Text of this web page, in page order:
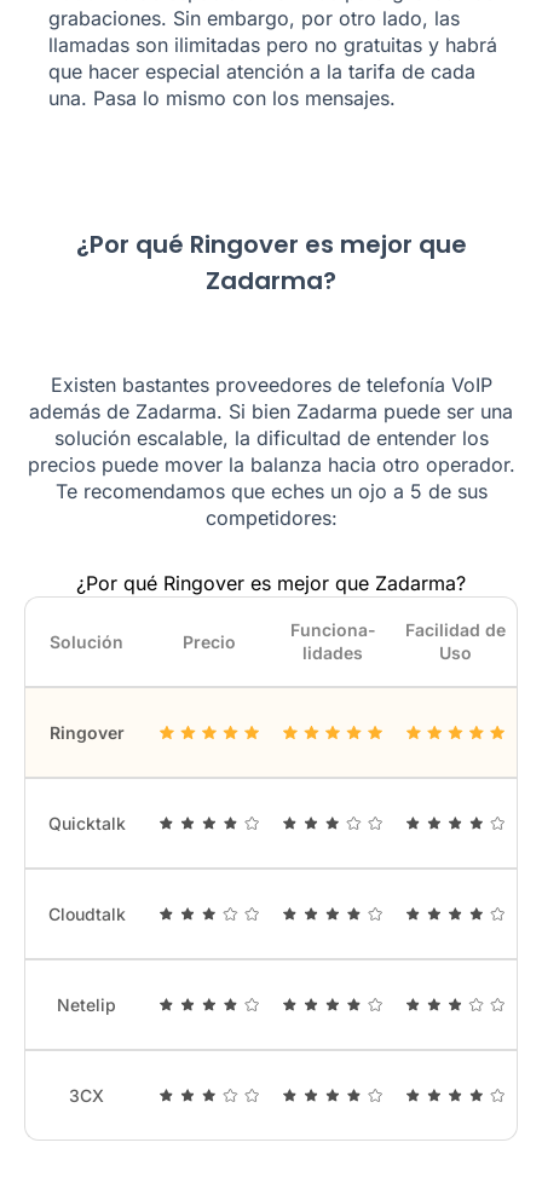
grabaciones. Sin embargo, por otro lado, las
llamadas son ilimitadas pero no gratuitas y habrá
que hacer especial atención a la tarifa de cada
una. Pasa lo mismo con los mensajes.
¿Por qué Ringover es mejor que
Zadarma?
Existen bastantes proveedores de telefonía VoIP
además de Zadarma. Si bien Zadarma puede ser una
solución escalable, la dificultad de entender los
precios puede mover la balanza hacia otro operador.
Te recomendamos que eches un ojo a 5 de sus
competidores:
¿Por qué Ringover es mejor que Zadarma?
Solución Precio
Funciona­
lidades
Facilidad de
Uso
Ringover
Quicktalk
Cloudtalk
Netelip
3CX